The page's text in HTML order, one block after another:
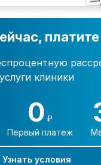
услуги клиники
0 ₽
Первый платеж
Узнать условия